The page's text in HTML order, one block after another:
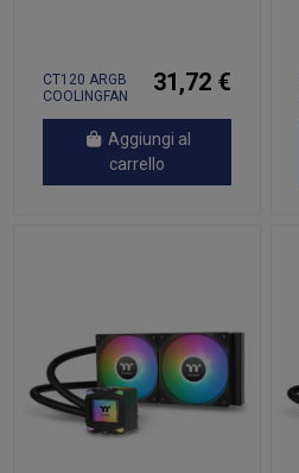
CT120 ARGB
COOLINGFAN
31,72 €
Aggiungi al
carrello